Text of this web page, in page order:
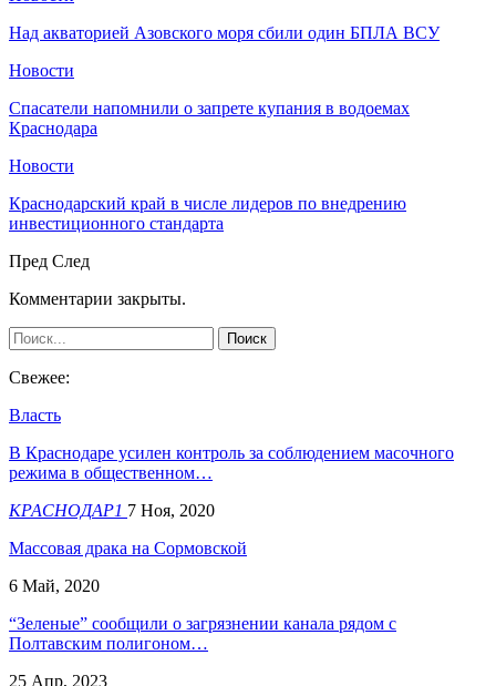
Над акваторией Азовского моря сбили один БПЛА ВСУ
Новости
Спасатели напомнили о запрете купания в водоемах
Краснодара
Новости
Краснодарский край в числе лидеров по внедрению
инвестиционного стандарта
Пред След
Комментарии закрыты.
Свежее:
Власть
В Краснодаре усилен контроль за соблюдением масочного
режима в общественном…
КРАСНОДАР1 7 Ноя, 2020
Массовая драка на Сормовской
6 Май, 2020
​“Зеленые” сообщили о загрязнении канала рядом с
Полтавским полигоном…
25 Апр, 2023